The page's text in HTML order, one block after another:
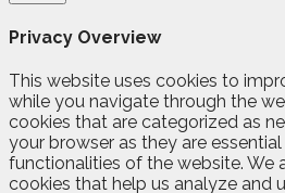
Privacy Overview
This website uses cookies to
while you navigate through the
cookies that are categorized as
your browser as they are
functionalities of the website. We
cookies that help us analyze and